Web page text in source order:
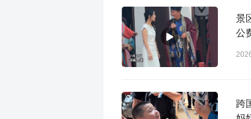
景
公
跨